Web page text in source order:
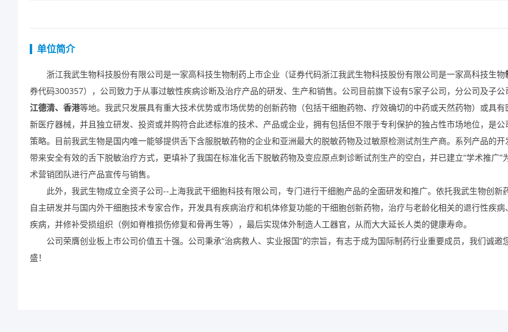
单位简介
浙江我武生物科技股份有限公司是一家高科技生物制药上市企业（证券代码浙江我武生物科技股份有限公司是一家高科技生物
券代码300357），公司致力于从事过敏性疾病诊断及治疗产品的研发、生产和销售。公司目前旗下设有5家子公司，分公司及子公
江德清、香港等地。我武只发展具有重大技术优势或市场优势的创新药物（包括干细胞药物、疗效确切的中药或天然药物）或具有
新医疗器械，并且独立研发、投资或并购符合此述标准的技术、产品或企业，拥有包括但不限于专利保护的独占性市场地位，是
策略。目前我武生物是国内唯一能够提供舌下含服脱敏药物的企业和亚洲最大的脱敏药物及过敏原检测试剂生产商。系列产品的
带来安全有效的舌下脱敏治疗方式，更填补了我国在标准化舌下脱敏药物及变应原点刺诊断试剂生产的空白，并已建立“学术推广”
术营销团队进行产品宣传与销售。
此外，我武生物成立全资子公司--上海我武干细胞科技有限公司，专门进行干细胞产品的全面研发和推广。依托我武生物创新
自主研发并与国内外干细胞技术专家合作，开发具有疾病治疗和机体修复功能的干细胞创新药物，治疗与老龄化相关的退行性疾病
疾病，并修补受损组织（例如脊椎损伤修复和骨再生等），最后实现体外制造人工器官，从而大大延长人类的健康寿命。
公司荣膺创业板上市公司价值五十强。公司秉承“治病救人、实业报国”的宗旨，有志于成为国际制药行业重要成员，我们诚邀
盛！